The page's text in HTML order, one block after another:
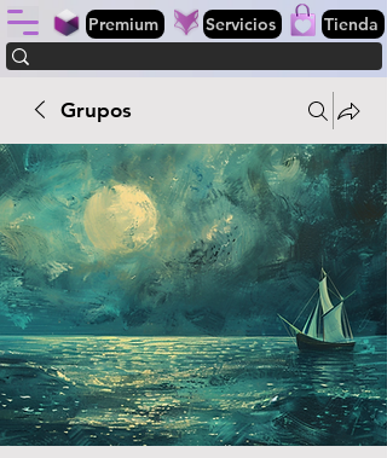
Premium Servicios Tienda
Grupos